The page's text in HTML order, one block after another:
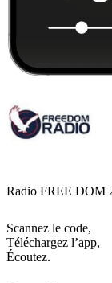
Radio FREE DOM
Scannez le code,
Téléchargez l’app,
Écoutez.